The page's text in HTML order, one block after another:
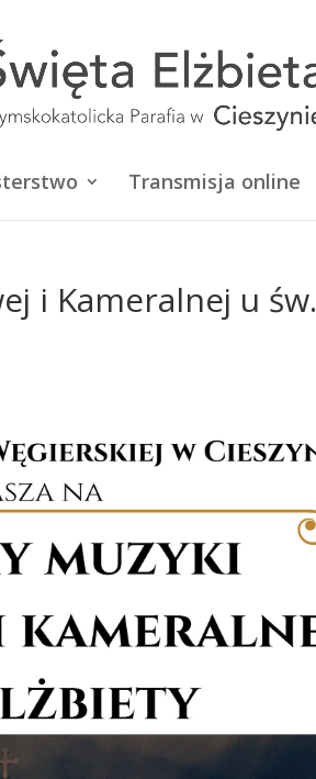
Transmisja online
i Kameralnej u św.